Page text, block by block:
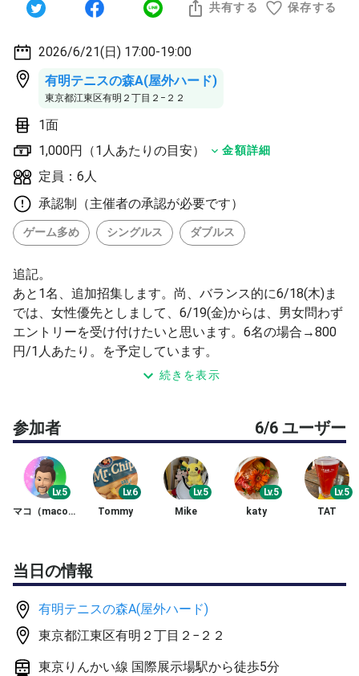
共有する 保存する
2026/6/21(日) 17:00-19:00
有明テニスの森A(屋外ハード)
東京都江東区有明２丁目２−２２
1面
1,000円（1人あたりの目安）
金額詳細
定員：6人
承認制（主催者の承認が必要です）
ゲーム多め シングルス ダブルス
追記。
あと1名、追加招集します。尚、バランス的に6/18(木)ま
では、女性優先としまして、6/19(金)からは、男女問わず
エントリーを受け付けたいと思います。6名の場合→800
円/1人あたり。を予定しています。
1,000円〜。
①1面あたり主催者含む5名の場合です。
※コート、照明、新球代を含む。
【例】
②3名以下→1,600円（上限金額）
※現金で、お支払いください。
【種目】
①ダブルス。
②3名以下→シングルス。
※但し、シングルス可と回答の方のみ。
続きを表示
参加者 6/6 ユーザー
Lv.5
マコ（maco-shimizu）
Lv.6
Tommy
Lv.5
Mike
Lv.5
katy
Lv.5
TAT
当日の情報
有明テニスの森A(屋外ハード)
東京都江東区有明２丁目２−２２
東京りんかい線 国際展示場駅から徒歩5分